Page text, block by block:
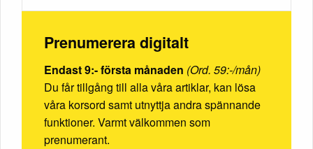
Prenumerera digitalt
Endast 9:- första månaden (Ord. 59:-/mån)
Du får tillgång till alla våra artiklar, kan lösa
våra korsord samt utnyttja andra spännande
funktioner. Varmt välkommen som
prenumerant.